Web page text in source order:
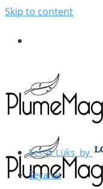
Skip to content
Sessiz Lüks by
Seyahat